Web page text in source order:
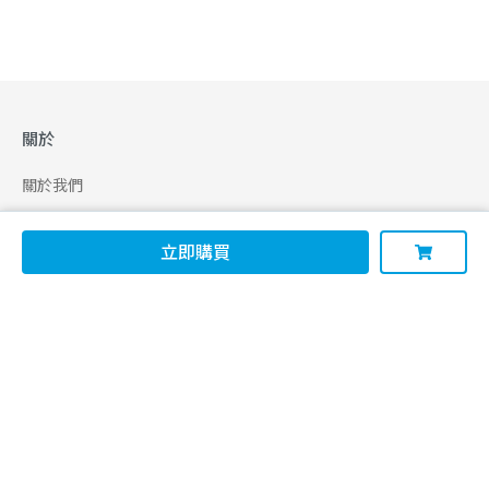
立即購買
關於
關於我們
合作申請